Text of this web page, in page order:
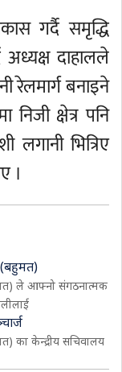
गर्दै समृद्धि
अध्यक्ष दाहालले
रेलमार्ग बनाइने
निजी क्षेत्र पनि
लगानी भित्रिए
।
(बहुमत)
ले आफ्नो संगठनात्मक
का केन्द्रीय सचिवालय